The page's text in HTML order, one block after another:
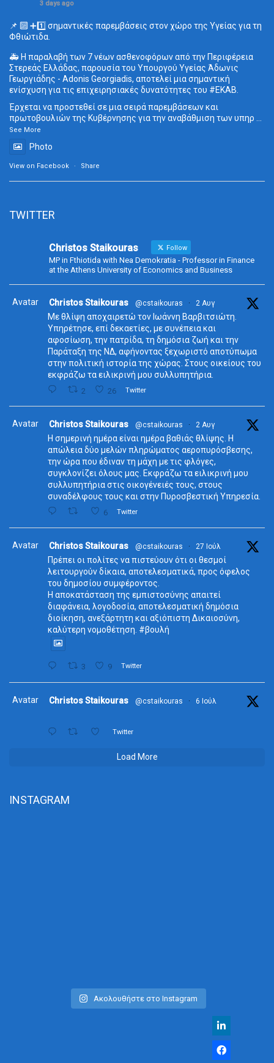
3 days ago
📌 🔟 ➕1️⃣ σημαντικές παρεμβάσεις στον χώρο της Υγείας για τη
Φθιώτιδα.
🚑 Η παραλαβή των 7 νέων ασθενοφόρων από την Περιφέρεια
Στερεάς Ελλάδας, παρουσία του Υπουργού Υγείας Άδωνις
Γεωργιάδης - Adonis Georgiadis, αποτελεί μια σημαντική
ενίσχυση για τις επιχειρησιακές δυνατότητες του #ΕΚΑΒ.
Έρχεται να προστεθεί σε μια σειρά παρεμβάσεων και
πρωτοβουλιών της Κυβέρνησης για την αναβάθμιση των υπηρ ...
See More
Photo
View on Facebook · Share
TWITTER
Christos Staikouras Follow
MP in Fthiotida with Nea Demokratia - Professor in Finance
at the Athens University of Economics and Business
Avatar Christos Staikouras @cstaikouras · 2 Αυγ
Με θλίψη αποχαιρετώ τον Ιωάννη Βαρβιτσιώτη.
Υπηρέτησε, επί δεκαετίες, με συνέπεια και
αφοσίωση, την πατρίδα, τη δημόσια ζωή και την
Παράταξη της ΝΔ, αφήνοντας ξεχωριστό αποτύπωμα
στην πολιτική ιστορία της χώρας. Στους οικείους του
εκφράζω τα ειλικρινή μου συλλυπητήρια.
2 26 Twitter
Avatar Christos Staikouras @cstaikouras · 2 Αυγ
Η σημερινή ημέρα είναι ημέρα βαθιάς θλίψης. Η
απώλεια δύο μελών πληρώματος αεροπυρόσβεσης,
την ώρα που έδιναν τη μάχη με τις φλόγες,
συγκλονίζει όλους μας. Εκφράζω τα ειλικρινή μου
συλλυπητήρια στις οικογένειές τους, στους
συναδέλφους τους και στην Πυροσβεστική Υπηρεσία.
6 Twitter
Avatar Christos Staikouras @cstaikouras · 27 Ιούλ
Πρέπει οι πολίτες να πιστεύουν ότι οι θεσμοί
λειτουργούν δίκαια, αποτελεσματικά, προς όφελος
του δημοσίου συμφέροντος.
Η αποκατάσταση της εμπιστοσύνης απαιτεί
διαφάνεια, λογοδοσία, αποτελεσματική δημόσια
διοίκηση, ανεξάρτητη και αξιόπιστη Δικαιοσύνη,
καλύτερη νομοθέτηση. #βουλή
3 9 Twitter
Avatar Christos Staikouras @cstaikouras · 6 Ιούλ
Twitter
Load More
INSTAGRAM
Ακολουθήστε στο Instagram